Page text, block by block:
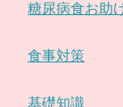
糖尿病食お助
食事対策
基礎知識